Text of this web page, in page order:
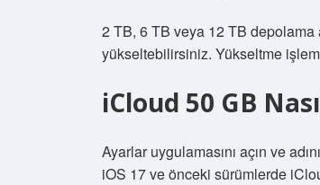
2 TB, 6 TB veya 12 TB
yükseltebilirsiniz. Yükseltme
iCloud 50 GB
Ayarlar uygulamasını açın ve
iOS 17 ve önceki sürümlerde